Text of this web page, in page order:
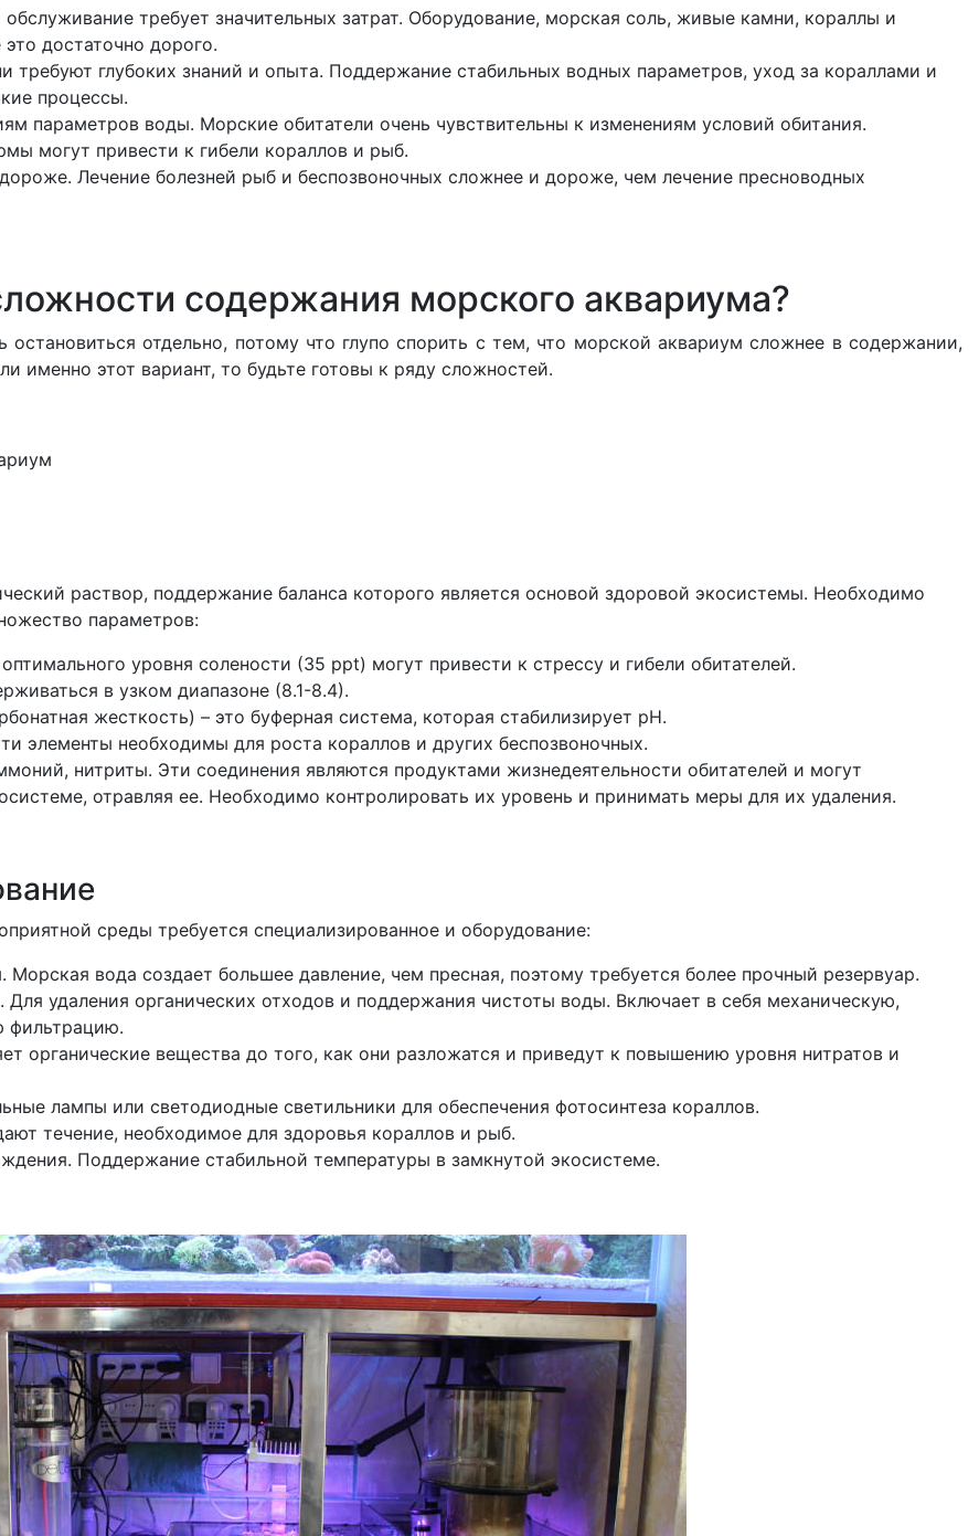
требует значительных затрат. Оборудование, морская соль, живые камни, кораллы и
достаточно дорого.
требуют глубоких знаний и опыта. Поддержание стабильных водных параметров, уход за кораллами и
процессы.
параметров воды. Морские обитатели очень чувствительны к изменениям условий обитания.
могут привести к гибели кораллов и рыб.
Лечение болезней рыб и беспозвоночных сложнее и дороже, чем лечение пресноводных
содержания морского аквариума?
отдельно, потому что глупо спорить с тем, что морской аквариум сложнее в содержании,
именно этот вариант, то будьте готовы к ряду сложностей.
раствор, поддержание баланса которого является основой здоровой экосистемы. Необходимо
параметров:
уровня солености (35 ppt) могут привести к стрессу и гибели обитателей.
в узком диапазоне (8.1-8.4).
жесткость) – это буферная система, которая стабилизирует pH.
элементы необходимы для роста кораллов и других беспозвоночных.
нитриты. Эти соединения являются продуктами жизнедеятельности обитателей и могут
отравляя ее. Необходимо контролировать их уровень и принимать меры для их удаления.
среды требуется специализированное и оборудование:
вода создает большее давление, чем пресная, поэтому требуется более прочный резервуар.
удаления органических отходов и поддержания чистоты воды. Включает в себя механическую,
фильтрацию.
органические вещества до того, как они разложатся и приведут к повышению уровня нитратов и
лампы или светодиодные светильники для обеспечения фотосинтеза кораллов.
течение, необходимое для здоровья кораллов и рыб.
Поддержание стабильной температуры в замкнутой экосистеме.